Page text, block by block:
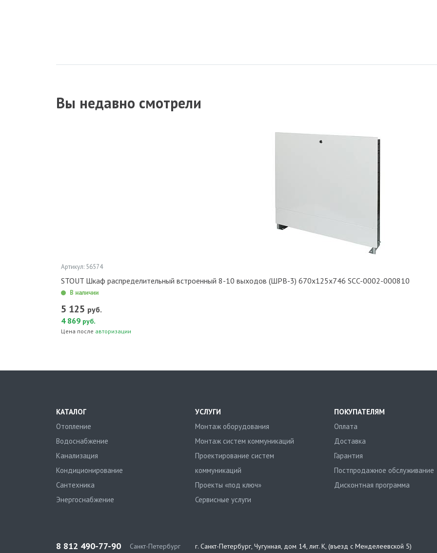
Вы недавно смотрели
Артикул: 56574
STOUT Шкаф распределительный встроенный 8-10 выходов (ШРВ-3) 670х125х746 SCC-0002-000810
В наличии
5 125 руб.
4 869 руб.
Цена после авторизации
КАТАЛОГ
Отопление
Водоснабжение
Канализация
Кондиционирование
Сантехника
Энергоснабжение
УСЛУГИ
Монтаж оборудования
Монтаж систем коммуникаций
Проектирование систем
коммуникаций
Проекты «под ключ»
Сервисные услуги
ПОКУПАТЕЛЯМ
Оплата
Доставка
Гарантия
Постпродажное обслуживание
Дисконтная программа
8 812 490-77-90 Санкт-Петербург г. Санкт-Петербург, Чугунная, дом 14, лит. К, (въезд с Менделеевской 5)